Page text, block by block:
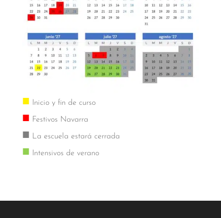
■ Inicio y fin de curso
■ Festivos Navarra
■ La escuela estará cerrada
■ Intensivos de verano